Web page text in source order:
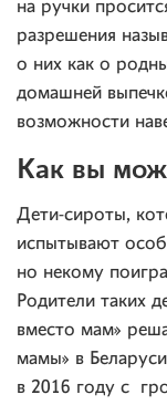
на ручки
разрешения
о них как о
домашней
возможности
Как вы
Дети-сироты,
испытывают
но некому
Родители таких
вместо мам»
мамы» в
в 2016 году с